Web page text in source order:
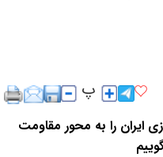
ایران را به محور مقاومت